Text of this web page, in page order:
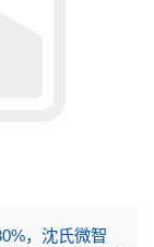
，沈氏微智